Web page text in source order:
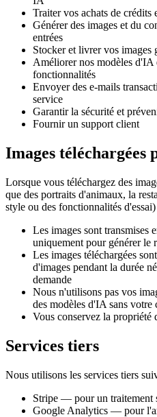
Traiter vos achats de crédits
Générer des images et du
entrées
Stocker et livrer vos images
Améliorer nos modèles d'IA
fonctionnalités
Envoyer des e‑mails
service
Garantir la sécurité et
Fournir un support client
Images
Lorsque vous téléchargez des
que des portraits d'animaux, la
style ou des fonctionnalités d'essai)
Les images sont transmises
uniquement pour générer le
Les images téléchargées
d'images pendant la durée
demande
Nous n'utilisons pas vos
des modèles d'IA sans votre
Vous conservez la propriété
Services tiers
Nous utilisons les services tiers
Stripe — pour un traitement
Google Analytics — pour